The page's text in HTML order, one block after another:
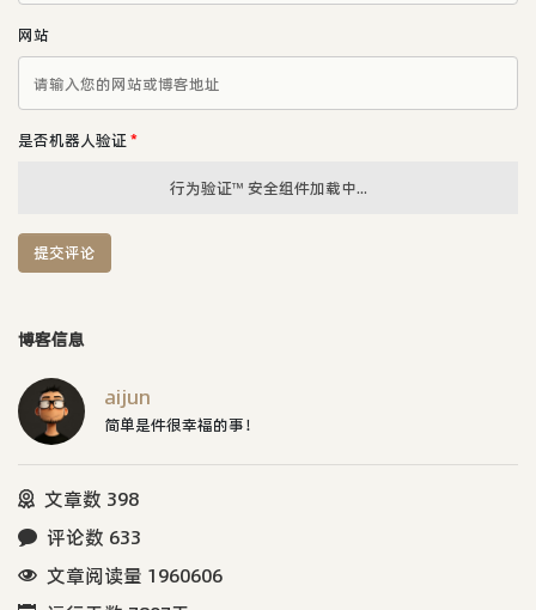
网站
是否机器人验证 *
行为验证™ 安全组件加载中...
提交评论
博客信息
aijun
简单是件很幸福的事！
文章数 398
评论数 633
文章阅读量 1960606